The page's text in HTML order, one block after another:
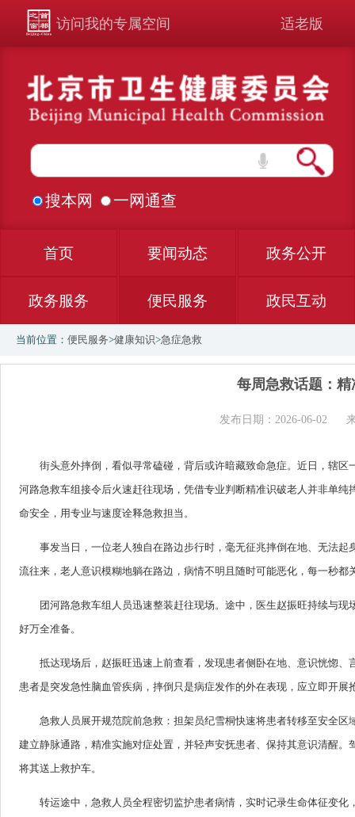
访问我的专属空间 适老版
搜本网 一网通查
首页 要闻动态 政务公开
政务服务 便民服务 政民互动
当前位置： 便民服务>健康知识>急症急救
每周急救话题：
发布日期：2026-06-02
街头意外摔倒，看似寻常磕碰，背后或许暗藏致命急症。近日，辖
河路急救车组接令后火速赶往现场，凭借专业判断精准识破老人并非单
命安全，用专业与速度诠释急救担当。
事发当日，一位老人独自在路边步行时，毫无征兆摔倒在地、无法
流往来，老人意识模糊地躺在路边，病情不明且随时可能恶化，每一秒都
团河路急救车组人员迅速整装赶往现场。途中，医生赵振旺持续与
好万全准备。
抵达现场后，赵振旺迅速上前查看，发现患者侧卧在地、意识恍惚
患者是突发急性脑血管疾病，摔倒只是病症发作的外在表现，应立即开
急救人员展开规范院前急救：担架员纪雪桐快速将患者转移至安全
建立静脉通路，精准实施对症处置，并轻声安抚患者、保持其意识清醒
将其送上救护车。
转运途中，急救人员全程密切监护患者病情，实时记录生命体征变